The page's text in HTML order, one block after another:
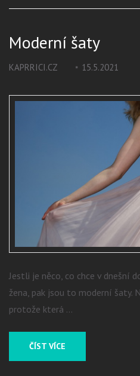
Moderní šaty
KAPRRICI.CZ 15.5.2021
Jestli je něco, co chce v dnešní
žena, pak jsou to moderní šaty.
protože která …
ČÍST VÍCE